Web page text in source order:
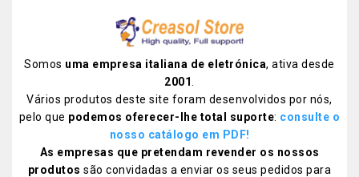
Somos uma empresa italiana de eletrónica, ativa desde
2001
Vários produtos deste site foram desenvolvidos por nós,
pelo que podemos oferecer-lhe total suporte: consulte o
nosso catálogo em PDF!
As empresas que pretendam revender os nossos
produtos são convidadas a enviar os seus pedidos para